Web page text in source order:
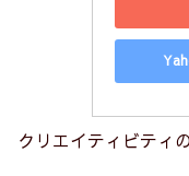
クリエイティビティ